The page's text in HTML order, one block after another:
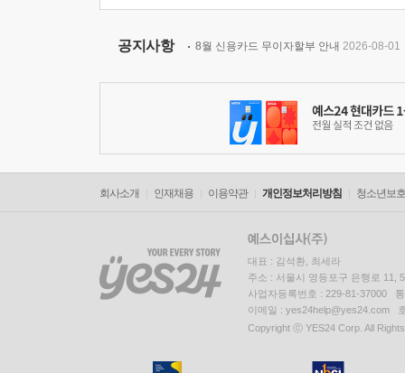
공지사항 8월 신용카드 무이자할부 안내 2026-08-01
회사소개 인재채용 이용약관 개인정보처리방침 청소년보
대표 : 김석환, 최세라
주소 : 서울시 영등포구 은행로 11,
사업자등록번호 : 229-81-37000
이메일 : yes24help@yes24.com
Copyright ⓒ YES24 Corp. All